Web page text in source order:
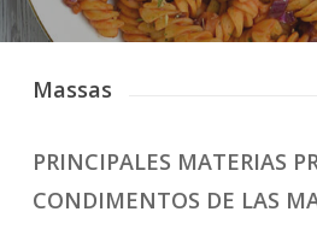
Massas
PRINCIPALES MATERIAS
CONDIMENTOS DE LAS